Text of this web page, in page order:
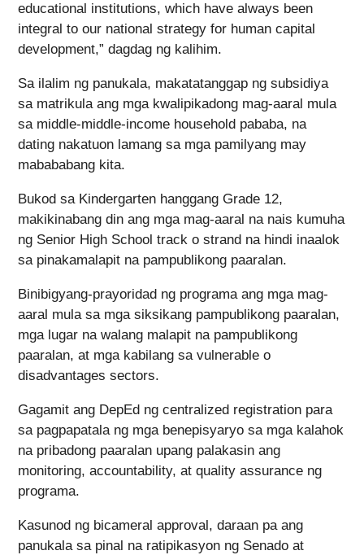
educational institutions, which have always been
integral to our national strategy for human capital
development,” dagdag ng kalihim.
Sa ilalim ng panukala, makatatanggap ng subsidiya
sa matrikula ang mga kwalipikadong mag-aaral mula
sa middle-middle-income household pababa, na
dating nakatuon lamang sa mga pamilyang may
mabababang kita.
Bukod sa Kindergarten hanggang Grade 12,
makikinabang din ang mga mag-aaral na nais kumuha
ng Senior High School track o strand na hindi inaalok
sa pinakamalapit na pampublikong paaralan.
Binibigyang-prayoridad ng programa ang mga mag-
aaral mula sa mga siksikang pampublikong paaralan,
mga lugar na walang malapit na pampublikong
paaralan, at mga kabilang sa vulnerable o
disadvantages sectors.
Gagamit ang DepEd ng centralized registration para
sa pagpapatala ng mga benepisyaryo sa mga kalahok
na pribadong paaralan upang palakasin ang
monitoring, accountability, at quality assurance ng
programa.
Kasunod ng bicameral approval, daraan pa ang
panukala sa pinal na ratipikasyon ng Senado at